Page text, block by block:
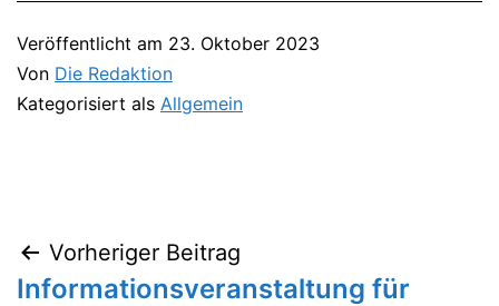
Veröffentlicht am 23. Oktober 2023
Von Die Redaktion
Kategorisiert als Allgemein
Beitragsnavigation
Vorheriger Beitrag
Informationsveranstaltung für